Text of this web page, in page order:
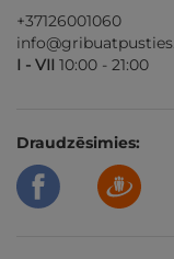
+37126001060
I - VII 10:00 - 21:00
Draudzēsimies: